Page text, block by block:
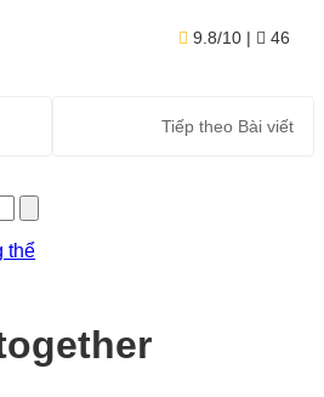
9.8/10 | ★ 46
Tiếp theo Bài viết